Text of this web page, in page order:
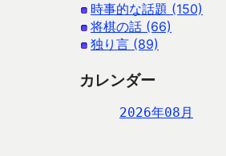
時事的な話題 (150)
将棋の話 (66)
独り言 (89)
カレンダー
2026年08月